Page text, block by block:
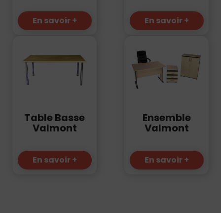
En savoir + En savoir +
Table Basse
Valmont
En savoir +
Ensemble
Valmont
En savoir +